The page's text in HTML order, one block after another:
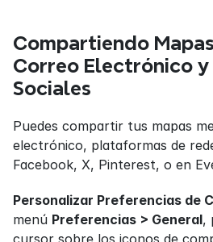
Compartiendo
Correo Electrónico y
Sociales
Puedes compartir tus mapas
electrónico, plataformas de
Facebook, X, Pinterest, o en
Personalizar Preferencias de
menú Preferencias > General,